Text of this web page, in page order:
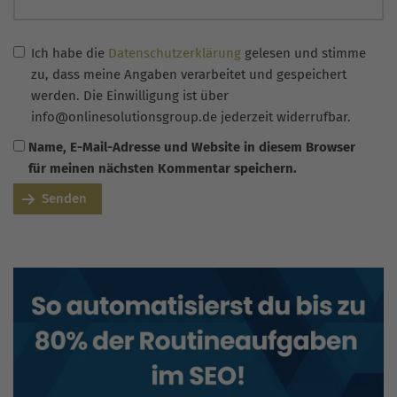
Ich habe die Datenschutzerklärung gelesen und stimme
zu, dass meine Angaben verarbeitet und gespeichert
werden. Die Einwilligung ist über
info@onlinesolutionsgroup.de jederzeit widerrufbar.
Name, E-Mail-Adresse und Website in diesem Browser
für meinen nächsten Kommentar speichern.
Senden